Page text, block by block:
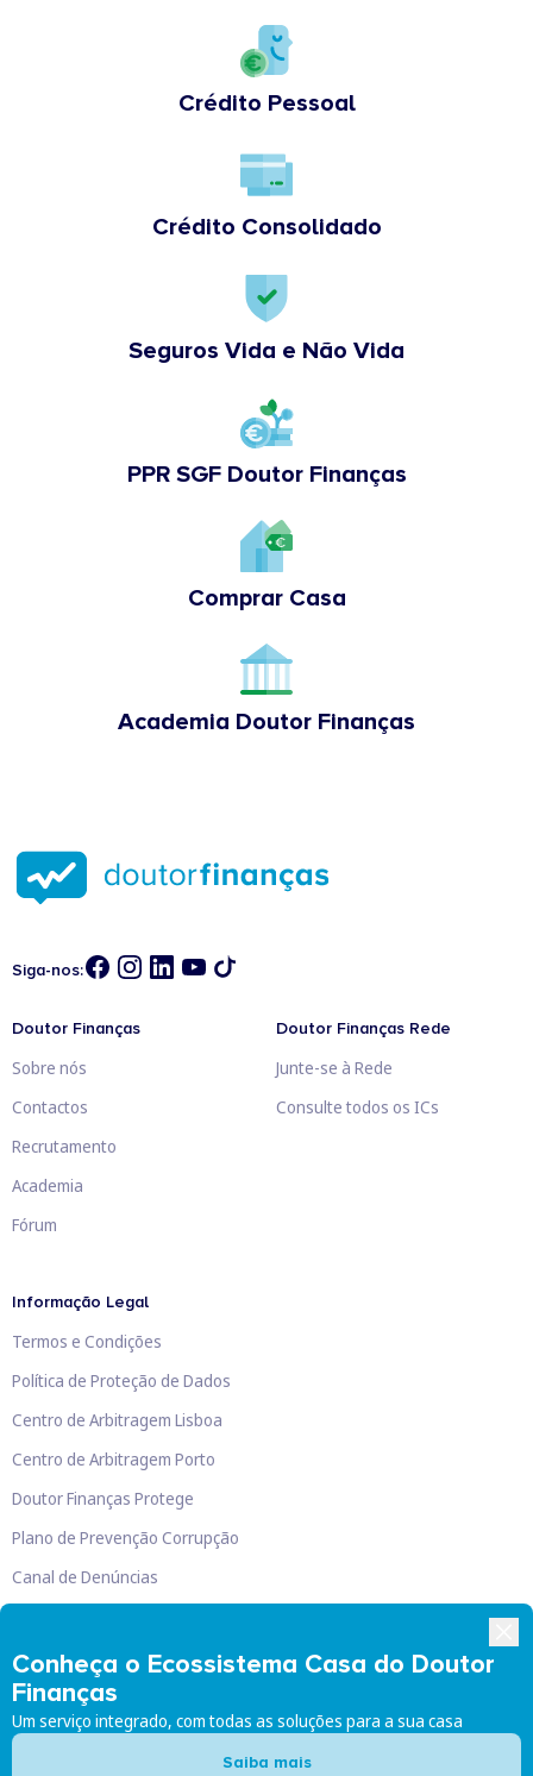
Crédito Pessoal
Crédito Consolidado
Seguros Vida e Não Vida
PPR SGF Doutor Finanças
Comprar Casa
Academia Doutor Finanças
Conheça o Ecossistema Casa do Doutor
Finanças
Um serviço integrado, com todas as soluções para a sua casa
Saiba mais
Siga-nos:
Doutor Finanças
Sobre nós
Contactos
Recrutamento
Academia
Fórum
Doutor Finanças Rede
Junte-se à Rede
Consulte todos os ICs
Informação Legal
Termos e Condições
Política de Proteção de Dados
Centro de Arbitragem Lisboa
Centro de Arbitragem Porto
Doutor Finanças Protege
Plano de Prevenção Corrupção
Canal de Denúncias
Doutor Finanças, Lda